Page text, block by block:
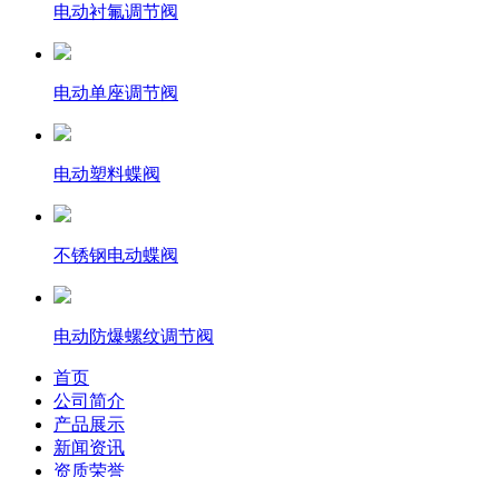
电动衬氟调节阀
电动单座调节阀
电动塑料蝶阀
不锈钢电动蝶阀
电动防爆螺纹调节阀
首页
公司简介
产品展示
新闻资讯
资质荣誉